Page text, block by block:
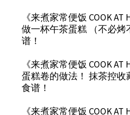
《来煮家常便饭 COOK AT
做一杯午茶蛋糕 （不必烤
谱！
《来煮家常便饭 COOK
蛋糕卷的做法！ 抹茶控收
食谱！
《来煮家常便饭 COOK AT